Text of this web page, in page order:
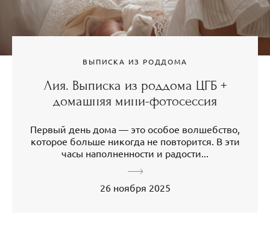
ВЫПИСКА ИЗ РОДДОМА
Лия. Выписка из роддома ЦГБ +
домашняя мини-фотосессия
Первый день дома — это особое волшебство,
которое больше никогда не повторится. В эти
часы наполненности и радости...
26 ноября 2025